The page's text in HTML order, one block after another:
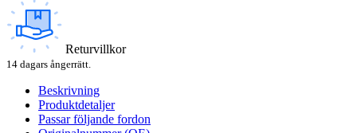
Returvillkor
14 dagars ångerrätt.
Beskrivning
Produktdetaljer
Passar följande fordon